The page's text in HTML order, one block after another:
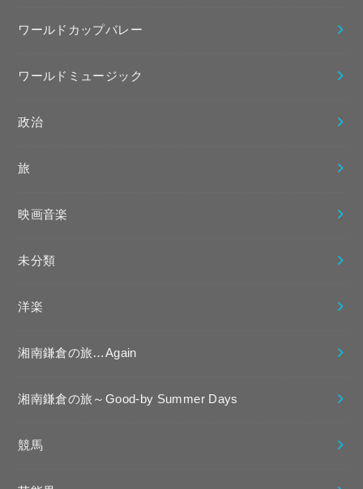
ワールドカップバレー
ワールドミュージック
政治
旅
映画音楽
未分類
洋楽
湘南鎌倉の旅…Again
湘南鎌倉の旅～Good-by Summer Days
競馬